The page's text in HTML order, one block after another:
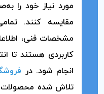
مورد نیاز خود را
مقایسه کنند.
مشخصات فنی،
کاربردی هستند تا
انجام شود. در
تلاش شده محصولات